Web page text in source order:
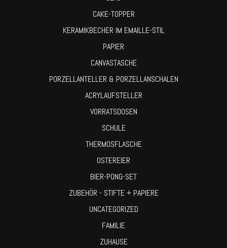
CAKE-TOPPER
KERAMIKBECHER IM EMAILLE-STIL
PAPIER
CANVASTASCHE
PORZELLANTELLER & PORZELLANSCHALEN
ACRYLAUFSTELLER
VORRATSDOSEN
SCHULE
THERMOSFLASCHE
OSTEREIER
BIER-PONG-SET
ZUBEHÖR - STIFTE + PAPIERE
UNCATEGORIZED
FAMILIE
ZUHAUSE